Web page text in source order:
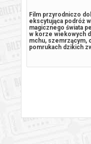
Film przyrodniczo
ekscytująca podróż
magicznego świata
w korze wiekowych
mchu, szemrzącym,
pomrukach dzikich
oczami
prastarego lasu –
których losy splatają